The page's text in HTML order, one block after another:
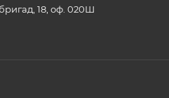
18, оф. 020Ш